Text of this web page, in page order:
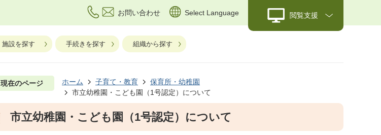
お問い合わせ Select Language 閲覧支援
施設を探す 手続きを探す 組織から探す
現在のページ ホーム 子育て・教育
保育所・幼稚園
市立幼稚園・こども園（1号認定）について
市立幼稚園・こども園（1号認定）について